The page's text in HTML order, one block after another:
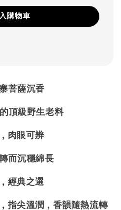
購物車
菩薩沉香
頂級野生老料
肉眼可辨
而沉穩綿長
經典之選
指尖溫潤，香韻隨熱流轉